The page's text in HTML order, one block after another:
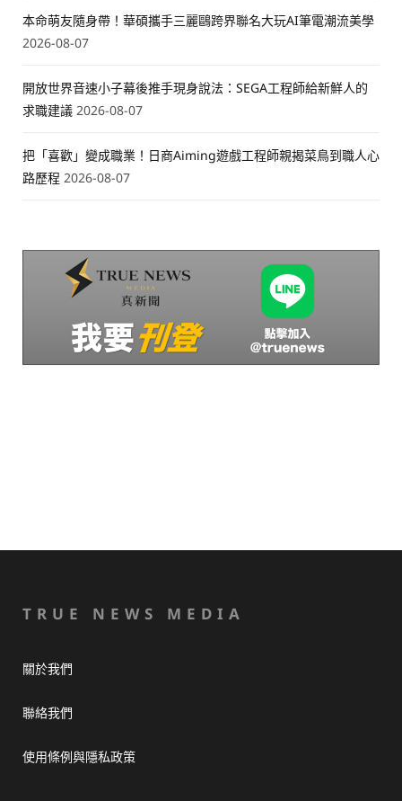
本命萌友隨身帶！華碩攜手三麗鷗跨界聯名大玩AI筆電潮流美學
2026-08-07
開放世界音速小子幕後推手現身說法：SEGA工程師給新鮮人的
求職建議 2026-08-07
把「喜歡」變成職業！日商Aiming遊戲工程師親揭菜鳥到職人心
路歷程 2026-08-07
TRUE NEWS MEDIA
關於我們
聯絡我們
使用條例與隱私政策